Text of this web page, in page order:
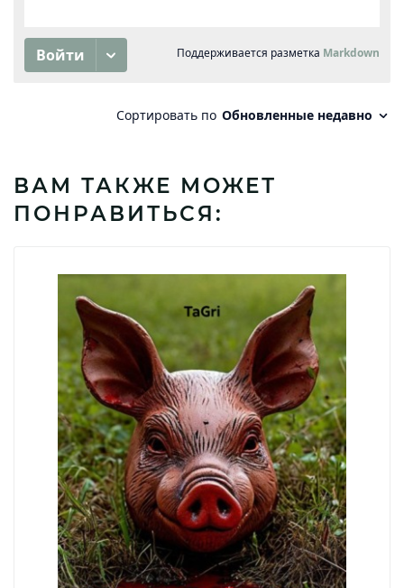
ВАМ ТАКЖЕ МОЖЕТ
ПОНРАВИТЬСЯ: